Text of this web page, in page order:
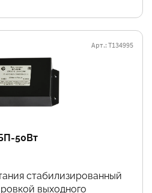
50Вт
Арт.: Т134995
стабилизированный
выходного